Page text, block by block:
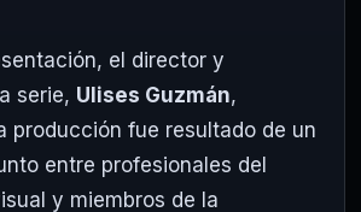
el director y
serie, Ulises Guzmán,
producción fue resultado de un
entre profesionales del
y miembros de la